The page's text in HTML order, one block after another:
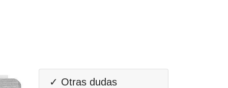
✓ Otras dudas